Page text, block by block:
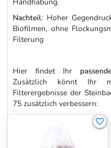
Nachteil: Hoher
Biofilmen, ohne
Filterung
Hier findet Ihr
Zusätzlich könnt Ihr
Filterergebnisse der
75 zusätzlich verbessern: